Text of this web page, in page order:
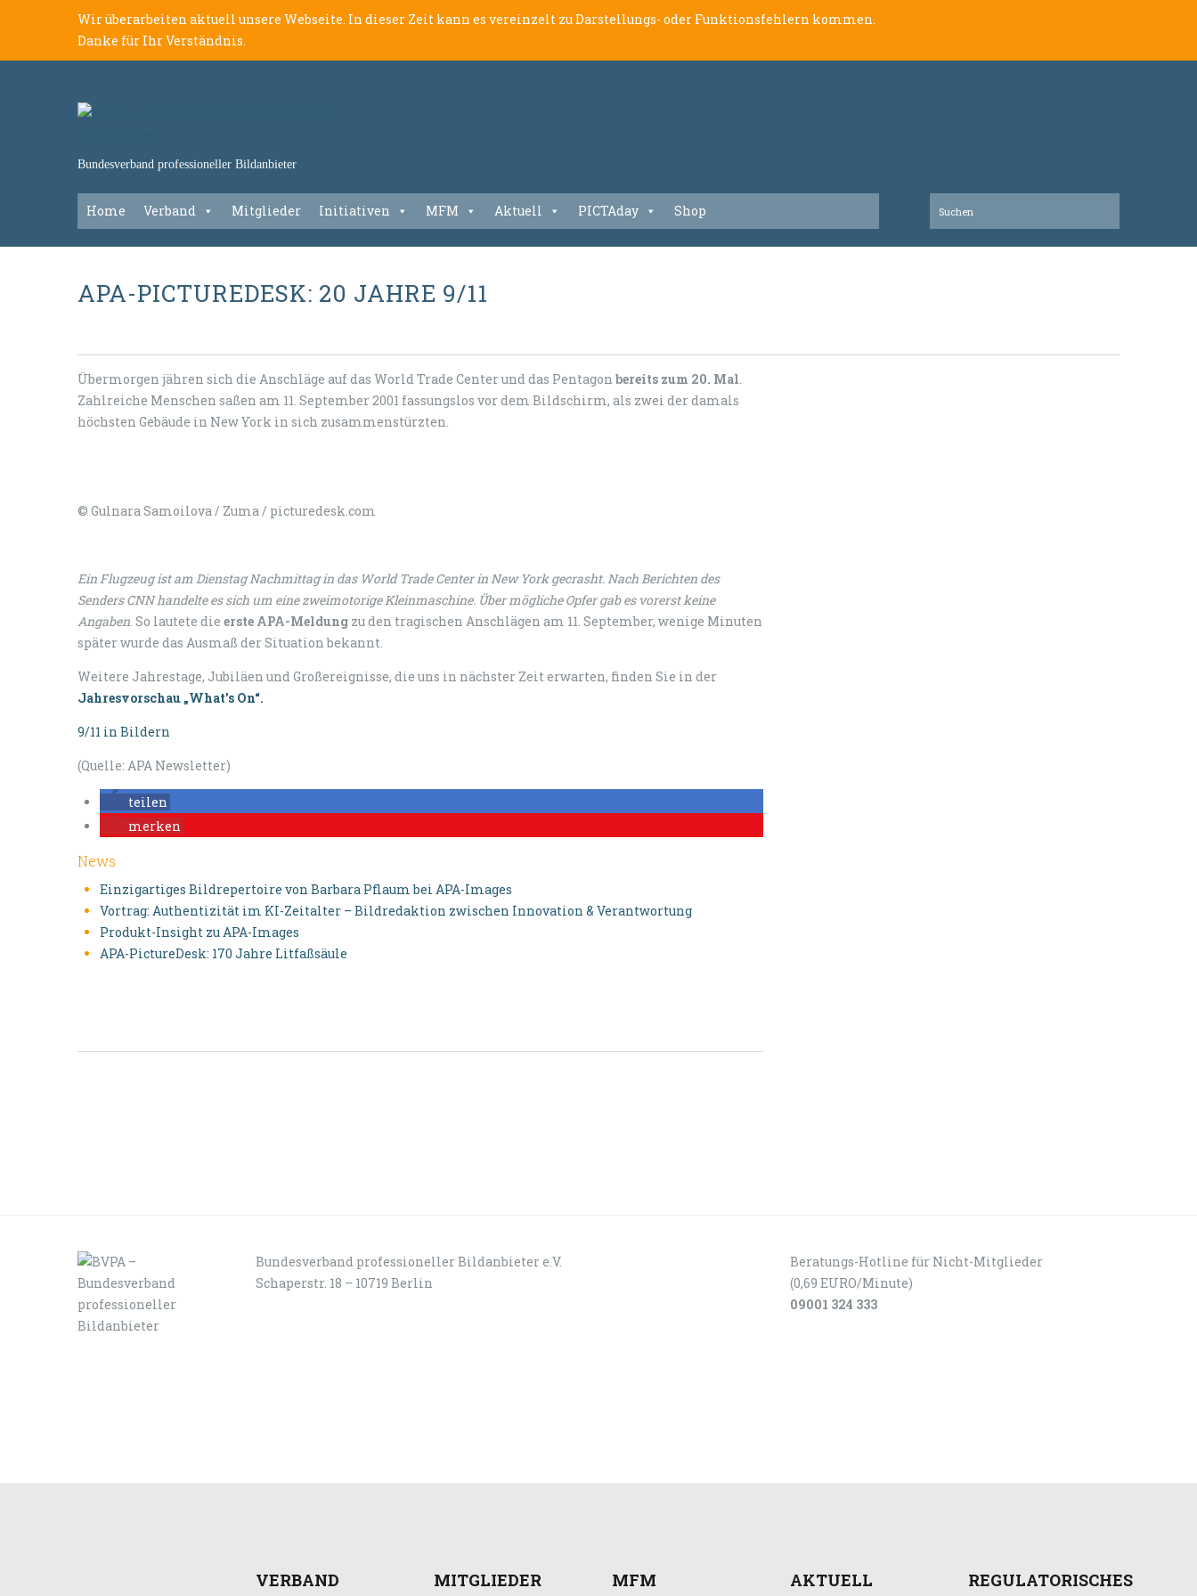
Wir überarbeiten aktuell unsere Webseite. In dieser Zeit kann es vereinzelt zu Darstellungs- oder Funktionsfehlern kommen.
Danke für Ihr Verständnis.
Bundesverband professioneller Bildanbieter
Home Verband Mitglieder Initiativen MFM Aktuell PICTAday Shop
APA-PICTUREDESK: 20 JAHRE 9/11
Übermorgen jähren sich die Anschläge auf das World Trade Center und das Pentagon bereits zum 20. Mal.
Zahlreiche Menschen saßen am 11. September 2001 fassungslos vor dem Bildschirm, als zwei der damals
höchsten Gebäude in New York in sich zusammenstürzten.
© Gulnara Samoilova / Zuma / picturedesk.com
Ein Flugzeug ist am Dienstag Nachmittag in das World Trade Center in New York gecrasht. Nach Berichten des
Senders CNN handelte es sich um eine zweimotorige Kleinmaschine. Über mögliche Opfer gab es vorerst keine
Angaben. So lautete die erste APA-Meldung zu den tragischen Anschlägen am 11. September, wenige Minuten
später wurde das Ausmaß der Situation bekannt.
Weitere Jahrestage, Jubiläen und Großereignisse, die uns in nächster Zeit erwarten, finden Sie in der
Jahresvorschau „What’s On“.
9/11 in Bildern
(Quelle: APA Newsletter)
teilen
merken
News
Einzigartiges Bildrepertoire von Barbara Pflaum bei APA-Images
Vortrag: Authentizität im KI-Zeitalter – Bildredaktion zwischen Innovation & Verantwortung
Produkt-Insight zu APA-Images
APA-PictureDesk: 170 Jahre Litfaßsäule
Bundesverband professioneller Bildanbieter e.V.
Schaperstr. 18 – 10719 Berlin
Beratungs-Hotline für Nicht-Mitglieder
(0,69 EURO/Minute)
09001 324 333
VERBAND MITGLIEDER MFM AKTUELL REGULATORISCHES